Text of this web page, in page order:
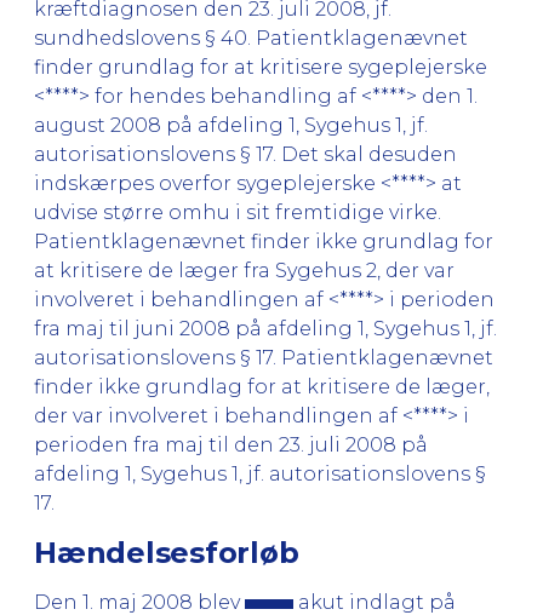
kræftdiagnosen den 23. juli 2008, jf.
sundhedslovens § 40. Patientklagenævnet
finder grundlag for at kritisere sygeplejerske
<****> for hendes behandling af <****> den 1.
august 2008 på afdeling 1, Sygehus 1, jf.
autorisationslovens § 17. Det skal desuden
indskærpes overfor sygeplejerske <****> at
udvise større omhu i sit fremtidige virke.
Patientklagenævnet finder ikke grundlag for
at kritisere de læger fra Sygehus 2, der var
involveret i behandlingen af <****> i perioden
fra maj til juni 2008 på afdeling 1, Sygehus 1, jf.
autorisationslovens § 17. Patientklagenævnet
finder ikke grundlag for at kritisere de læger,
der var involveret i behandlingen af <****> i
perioden fra maj til den 23. juli 2008 på
afdeling 1, Sygehus 1, jf. autorisationslovens §
17.
Hændelsesforløb
Den 1. maj 2008 blev
akut indlagt på